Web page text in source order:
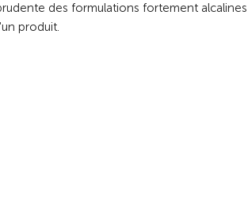
des formulations fortement
produit.